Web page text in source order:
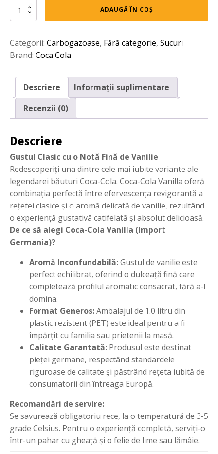
Cantitate
1l
ADAUGĂ ÎN COȘ
Categorii: Carbogazoase, Fără categorie, Sucuri
Brand: Coca Cola
Descriere
Informații suplimentare
Recenzii (0)
Descriere
Gustul Clasic cu o Notă Fină de Vanilie
Redescoperiți una dintre cele mai iubite variante ale
legendarei băuturi Coca-Cola. Coca-Cola Vanilla oferă
combinația perfectă între efervescența revigorantă a
rețetei clasice și o aromă delicată de vanilie, rezultând
o experiență gustativă catifelată și absolut delicioasă.
De ce să alegi Coca-Cola Vanilla (Import
Germania)?
Aromă Inconfundabilă:Gustul de vanilie este
perfect echilibrat, oferind o dulceață fină care
completează profilul aromatic consacrat, fără a-l
domina.
Format Generos:Ambalajul de 1.0 litru din
plastic rezistent (PET) este ideal pentru a fi
împărțit cu familia sau prietenii la masă.
Calitate Garantată: Produsul este destinat
pieței germane, respectând standardele
riguroase de calitate și păstrând rețeta iubită de
consumatorii din întreaga Europă.
Recomandări de servire:
Se savurează obligatoriu rece, la o temperatură de 3-5
grade Celsius. Pentru o experiență completă, serviți-o
într-un pahar cu gheață și o felie de lime sau lămâie.